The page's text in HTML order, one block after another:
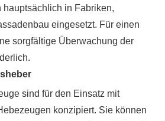
hauptsächlich in Fabriken,
eingesetzt. Für einen
sorgfältige Überwachung der
sind für den Einsatz mit
konzipiert. Sie können